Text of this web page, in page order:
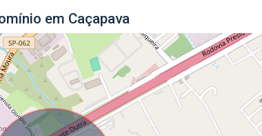
em Caçapava